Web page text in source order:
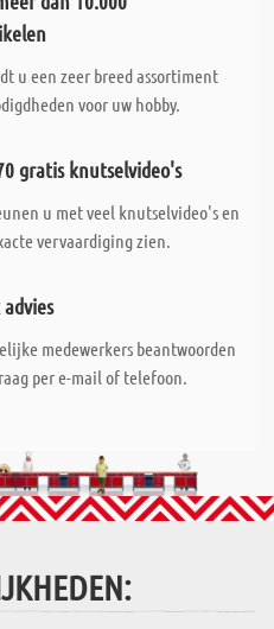
u een zeer breed assortiment
voor uw hobby.
gratis knutselvideo's
u met veel knutselvideo's en
vervaardiging zien.
medewerkers beantwoorden
per e-mail of telefoon.